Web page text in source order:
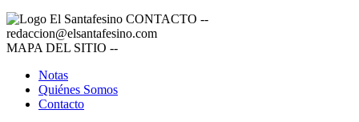
CONTACTO --
redaccion@elsantafesino.com
MAPA DEL SITIO --
Notas
Quiénes Somos
Contacto